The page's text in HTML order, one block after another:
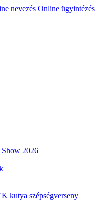
nevezés Online ügyintézés
2026
kutya szépségverseny